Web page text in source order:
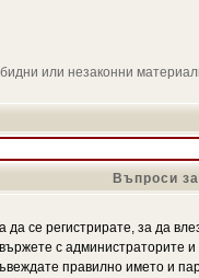
или незаконни
Въпроси
да се регистрирате, за да
с администраторите
правилно името и